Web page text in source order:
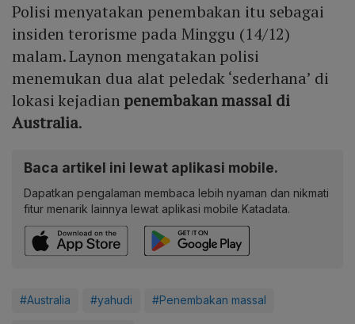
Polisi menyatakan penembakan itu sebagai
insiden terorisme pada Minggu (14/12)
malam. Laynon mengatakan polisi
menemukan dua alat peledak ‘sederhana’ di
lokasi kejadianpenembakan massal di
Australia.
Baca artikel ini lewat aplikasi mobile.
Dapatkan pengalaman membaca lebih nyaman dan nikmati
fitur menarik lainnya lewat aplikasi mobile Katadata.
#Australia #yahudi #Penembakan massal